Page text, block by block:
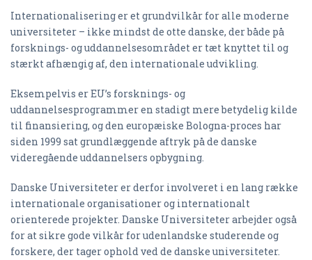
Internationalisering er et grundvilkår for alle moderne
universiteter – ikke mindst de otte danske, der både på
forsknings- og uddannelsesområdet er tæt knyttet til og
stærkt afhængig af, den internationale udvikling.
Eksempelvis er EU’s forsknings- og
uddannelsesprogrammer en stadigt mere betydelig kilde
til finansiering, og den europæiske Bologna-proces har
siden 1999 sat grundlæggende aftryk på de danske
videregående uddannelsers opbygning.
Danske Universiteter er derfor involveret i en lang række
internationale organisationer og internationalt
orienterede projekter. Danske Universiteter arbejder også
for at sikre gode vilkår for udenlandske studerende og
forskere, der tager ophold ved de danske universiteter.